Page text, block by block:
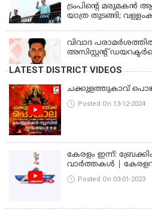
ട്രംപിന്റെ മരുമകന്‍
യാത്ര തുടങ്ങി;
വിവാദ
അസിസ്റ്റന്റ്
LATEST DISTRICT VIDEOS
ചക്കുളത്തുകാവ്
Posted On 13-12-2024
കേരളം ഇന്ന്:
വാർത്തകൾ |
Posted On 03-01-2023